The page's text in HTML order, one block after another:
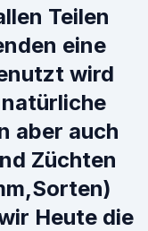
Teilen
eine
wird
aber auch
Züchten
Heute die